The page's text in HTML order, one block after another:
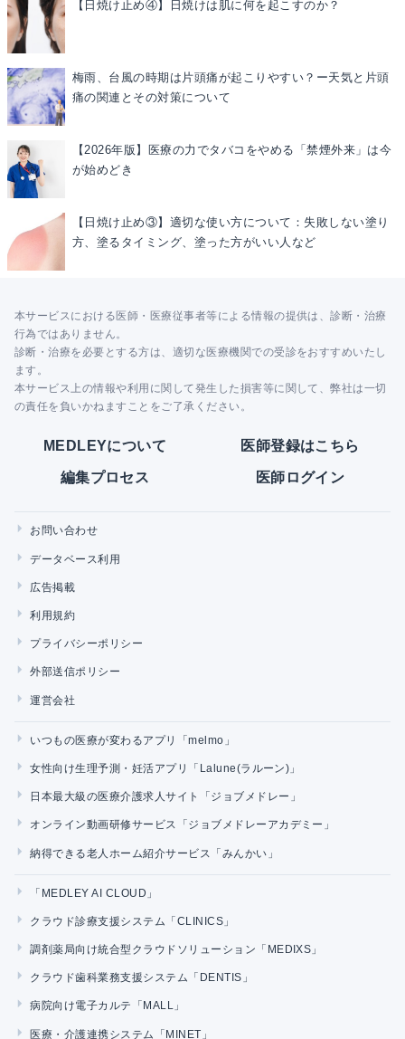
【日焼け止め④】日焼けは肌に何を起こすのか？
梅雨、台風の時期は片頭痛が起こりやすい？ー天気と片頭
痛の関連とその対策について
【2026年版】医療の力でタバコをやめる「禁煙外来」は今
が始めどき
【日焼け止め③】適切な使い方について：失敗しない塗り
方、塗るタイミング、塗った方がいい人など
本サービスにおける医師・医療従事者等による情報の提供は、診断・治療
行為ではありません。
診断・治療を必要とする方は、適切な医療機関での受診をおすすめいたし
ます。
本サービス上の情報や利用に関して発生した損害等に関して、弊社は一切
の責任を負いかねますことをご了承ください。
MEDLEYについて 医師登録はこちら
編集プロセス 医師ログイン
お問い合わせ
データベース利用
広告掲載
利用規約
プライバシーポリシー
外部送信ポリシー
運営会社
いつもの医療が変わるアプリ「melmo」
女性向け生理予測・妊活アプリ「Lalune(ラルーン)」
日本最大級の医療介護求人サイト「ジョブメドレー」
オンライン動画研修サービス「ジョブメドレーアカデミー」
納得できる老人ホーム紹介サービス「みんかい」
「MEDLEY AI CLOUD」
クラウド診療支援システム「CLINICS」
調剤薬局向け統合型クラウドソリューション「MEDIXS」
クラウド歯科業務支援システム「DENTIS」
病院向け電子カルテ「MALL」
医療・介護連携システム「MINET」